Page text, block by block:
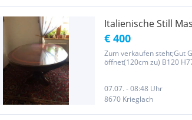
Italienische Still
€ 400
Zum verkaufen steht;Gut
öffnet(120cm zu) B120
07.07. - 08:48 Uhr
8670 Krieglach